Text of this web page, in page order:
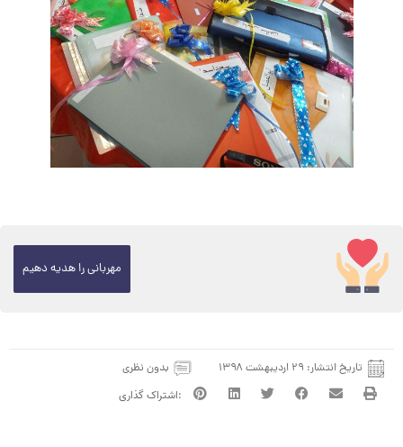
مهربانی را هدیه دهیم
تاریخ انتشار: ۲۹ اردیبهشت ۱۳۹۸ بدون نظری